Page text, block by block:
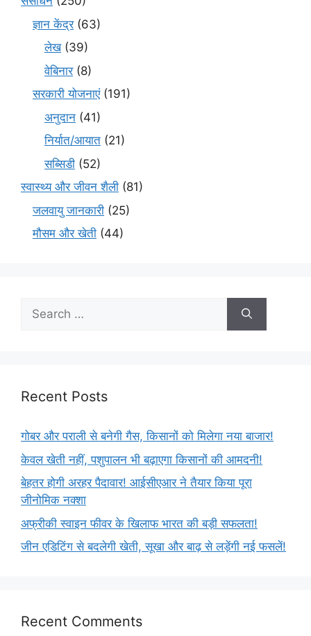
ज्ञान केंद्र(63)
लेख(39)
वेबिनार(8)
सरकारी योजनाएं(191)
अनुदान (41)
निर्यात/आयात (21)
सब्सिडी (52)
स्वास्थ्य और जीवन शैली (81)
जलवायु जानकारी (25)
मौसम और खेती (44)
Recent Posts
गोबर और पराली से बनेगी गैस, किसानों को मिलेगा नया बाजार!
केवल खेती नहीं, पशुपालन भी बढ़ाएगा किसानों की आमदनी!
बेहतर होगी अरहर पैदावार! आईसीएआर ने तैयार किया पूरा
जीनोमिक नक्शा
अफ्रीकी स्वाइन फीवर के खिलाफ भारत की बड़ी सफलता!
जीन एडिटिंग से बदलेगी खेती, सूखा और बाढ़ से लड़ेंगी नई फसलें!
Recent Comments